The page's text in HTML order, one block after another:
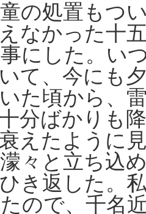
の処置もつ
なかった十
にした。い
て、今にも
た頃から、
分ばかりも
えたように
々と立ち込
き返した。
ので、千名